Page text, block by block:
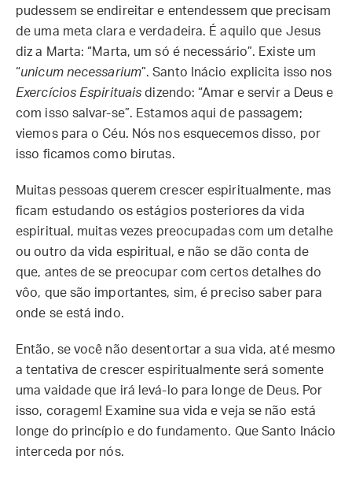
pudessem se endireitar e entendessem que precisam
de uma meta clara e verdadeira. É aquilo que Jesus
diz a Marta: “Marta, um só é necessário”. Existe um
“unicum necessarium”. Santo Inácio explicita isso nos
Exercícios Espirituais dizendo: “Amar e servir a Deus e
com isso salvar-se”. Estamos aqui de passagem;
viemos para o Céu. Nós nos esquecemos disso, por
isso ficamos como birutas.
Muitas pessoas querem crescer espiritualmente, mas
ficam estudando os estágios posteriores da vida
espiritual, muitas vezes preocupadas com um detalhe
ou outro da vida espiritual, e não se dão conta de
que, antes de se preocupar com certos detalhes do
vôo, que são importantes, sim, é preciso saber para
onde se está indo.
Então, se você não desentortar a sua vida, até mesmo
a tentativa de crescer espiritualmente será somente
uma vaidade que irá levá-lo para longe de Deus. Por
isso, coragem! Examine sua vida e veja se não está
longe do princípio e do fundamento. Que Santo Inácio
interceda por nós.